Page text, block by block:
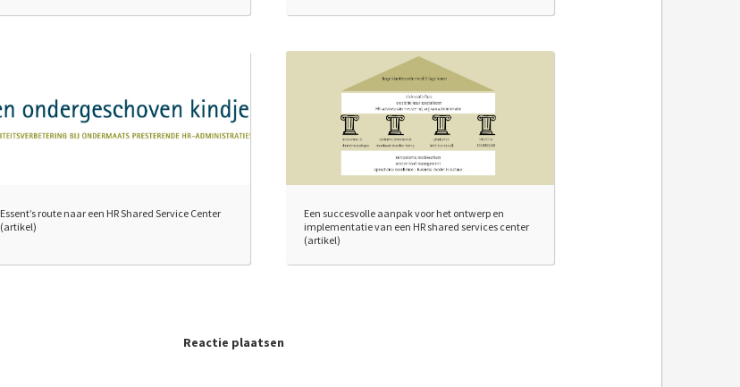
Essent’s route naar een HR Shared Service Center
(artikel)
Een succesvolle aanpak voor het ontwerp en
implementatie van een HR shared services center
(artikel)
Reactie plaatsen